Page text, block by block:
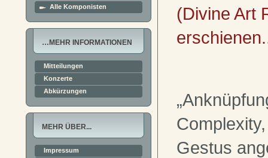
Alle Komponisten
…MEHR INFORMATIONEN
Mitteilungen
Konzerte
Abkürzungen
MEHR ÜBER...
Impressum
(Divine Art
Gestus